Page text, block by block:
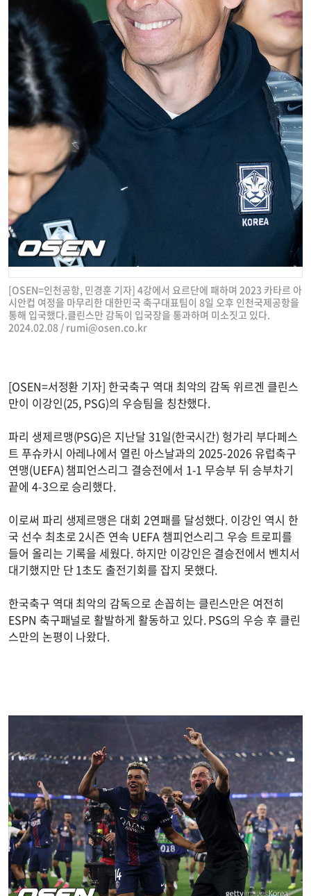
[OSEN=인천공항, 민경훈 기자] 4강에서 요르단에 패하며 2023 카타르 아
시안컵 여정을 마무리한 대한민국 축구대표팀이 8일 오후 인천국제공항을
통해 입국했다.클린스만 감독이 입국장을 통과하며 미소짓고 있다.
2024.02.08 / rumi@osen.co.kr
[OSEN=서정환 기자] 한국축구 역대 최악의 감독 위르겐 클린스
만이 이강인(25, PSG)의 우승팀을 칭찬했다.
파리 생제르맹(PSG)은 지난달 31일(한국시간) 헝가리 부다페스
트 푸슈카시 아레나에서 열린 아스날과의 2025-2026 유럽축구
연맹(UEFA) 챔피언스리그 결승전에서 1-1 무승부 뒤 승부차기
끝에 4-3으로 승리했다.
이로써 파리 생제르맹은 대회 2연패를 달성했다. 이강인 역시 한
국 선수 최초로 2시즌 연속 UEFA 챔피언스리그 우승 트로피를
들어 올리는 기록을 세웠다. 하지만 이강인은 결승전에서 벤치서
대기했지만 단 1초도 출전기회를 잡지 못했다.
한국축구 역대 최악의 감독으로 손꼽히는 클린스만은 여전히
ESPN 축구패널로 활발하게 활동하고 있다. PSG의 우승 후 클린
스만의 논평이 나왔다.